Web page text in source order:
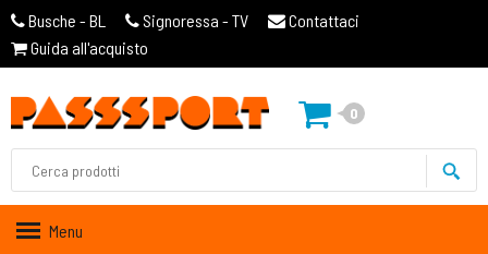
Busche - BL Signoressa - TV
Contattaci
Guida all'acquisto
0
Menu